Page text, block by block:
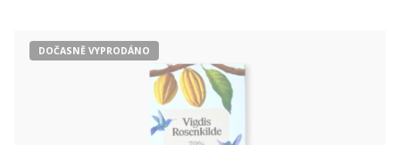
DOČASNĚ VYPRODÁNO